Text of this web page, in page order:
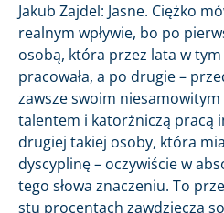
Jakub Zajdel: Jasne. Ciężko
realnym wpływie, bo po
osobą, która przez lata w
pracowała, a po drugie –
zawsze swoim
talentem i katorżniczą pracą
drugiej takiej osoby, która
dyscyplinę – oczywiście w
tego słowa znaczeniu. To
stu procentach zawdzięcza